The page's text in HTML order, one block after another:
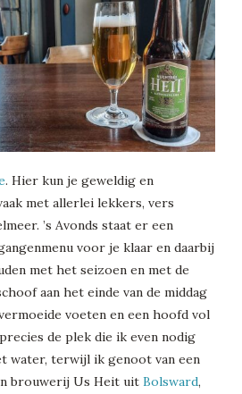
. Hier kun je geweldig en
met allerlei lekkers, vers
’s Avonds staat er een
voor je klaar en daarbij
met het seizoen en met de
aan het einde van de middag
voeten en een hoofd vol
de plek die ik even nodig
water, terwijl ik genoot van een
brouwerij Us Heit uit Bolsward,